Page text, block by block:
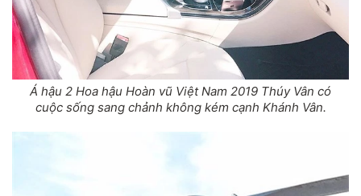
Á hậu 2 Hoa hậu Hoàn vũ Việt Nam 2019 Thúy Vân có
cuộc sống sang chảnh không kém cạnh Khánh Vân.